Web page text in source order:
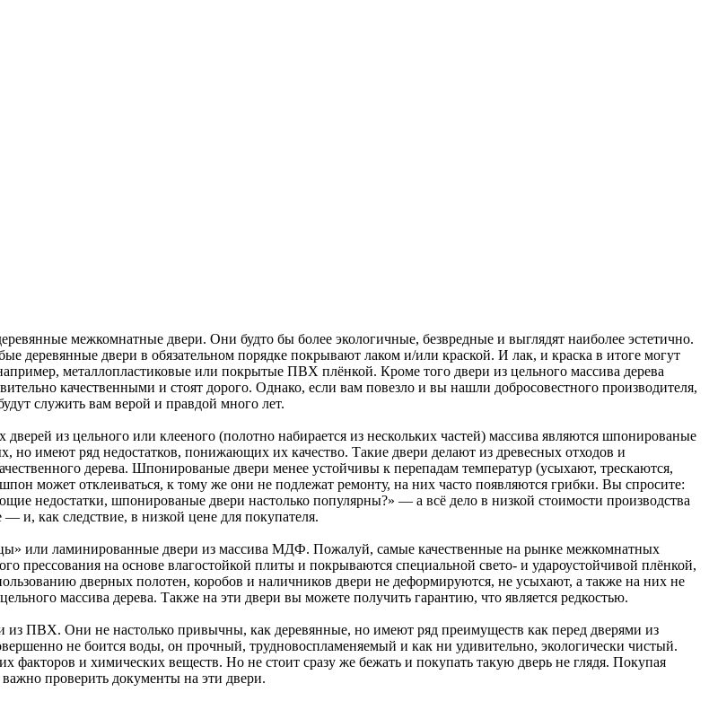
межкомнатные двери. Они будто бы более экологичные, безвредные и выглядят наиболее эстетично.
деревянные двери в обязательном порядке покрывают лаком и/или краской. И лак, и краска в итоге могут
металлопластиковые или покрытые ПВХ плёнкой. Кроме того двери из цельного массива дерева
качественными и стоят дорого. Однако, если вам повезло и вы нашли добросовестного производителя,
служить вам верой и правдой много лет.
из цельного или клееного (полотно набирается из нескольких частей) массива являются шпонированые
но имеют ряд недостатков, понижающих их качество. Такие двери делают из древесных отходов и
дерева. Шпонированые двери менее устойчивы к перепадам температур (усыхают, трескаются,
может отклеиваться, к тому же они не подлежат ремонту, на них часто появляются грибки. Вы спросите:
недостатки, шпонированые двери настолько популярны?» — а всё дело в низкой стоимости производства
и, как следствие, в низкой цене для покупателя.
или ламинированные двери из массива МДФ. Пожалуй, самые качественные на рынке межкомнатных
прессования на основе влагостойкой плиты и покрываются специальной свето- и удароустойчивой плёнкой,
дверных полотен, коробов и наличников двери не деформируются, не усыхают, а также на них не
массива дерева. Также на эти двери вы можете получить гарантию, что является редкостью.
из ПВХ. Они не настолько привычны, как деревянные, но имеют ряд преимуществ как перед дверями из
не боится воды, он прочный, трудновоспламеняемый и как ни удивительно, экологически чистый.
факторов и химических веществ. Но не стоит сразу же бежать и покупать такую дверь не глядя. Покупая
проверить документы на эти двери.